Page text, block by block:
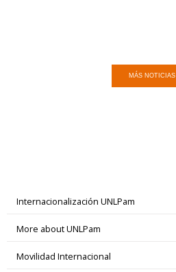
MÁS NOTICIAS
Internacionalización UNLPam
More about UNLPam
Movilidad Internacional